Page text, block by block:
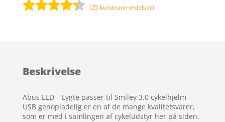
på
mmelser
(25 kundeanmeldelser)
Beskrivelse
Abus LED – Lygte passer til Smiley 3.0 cykelhjelm –
USB genopladelig er en af de mange kvalitetsvarer,
som er med i samlingen af cykeludstyr her på siden.